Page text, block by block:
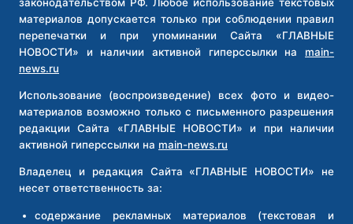
материалов допускается только при соблюдении правил
перепечатки и при упоминании Сайта «ГЛАВНЫЕ
НОВОСТИ» и наличии активной гиперссылки на main-
news.ru
Использование (воспроизведение) всех фото и видео-
материалов возможно только с письменного разрешения
редакции Сайта «ГЛАВНЫЕ НОВОСТИ» и при наличии
активной гиперссылки на main-news.ru
Владелец и редакция Сайта «ГЛАВНЫЕ НОВОСТИ» не
несет ответственность за:
содержание рекламных материалов (текстовая и